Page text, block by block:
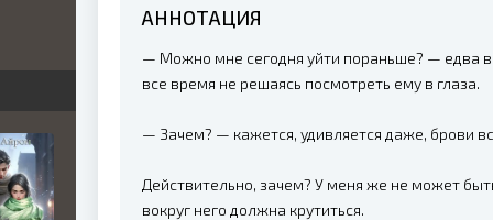
АННОТАЦИЯ
— Можно мне сегодня уйти пораньше? — едва
все время не решаясь посмотреть ему в глаза.
— Зачем? — кажется, удивляется даже, брови
Действительно, зачем? У меня же не может
вокруг него должна крутиться.